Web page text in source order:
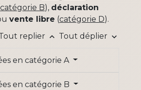
catégorie B), déclaration
vente libre (catégorie D).
replier keyboard_arrow_up Tout déplier keyboard_arrow_down
en catégorie A
en catégorie B